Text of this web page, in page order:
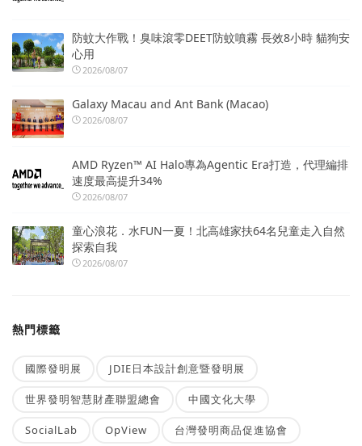
防蚊大作戰！臭味滾零DEET防蚊噴霧 長效8小時 貓狗安
心用
2026/08/07
Galaxy Macau and Ant Bank (Macao)
2026/08/07
AMD Ryzen™ AI Halo專為Agentic Era打造，代理編排
速度最高提升34%
2026/08/07
童心浪花．水FUN一夏！北高雄家扶64名兒童走入自然
探索自我
2026/08/07
熱門標籤
國際發明展 JDIE日本設計創意暨發明展
世界發明智慧財產聯盟總會 中國文化大學
SocialLab OpView 台灣發明商品促進協會